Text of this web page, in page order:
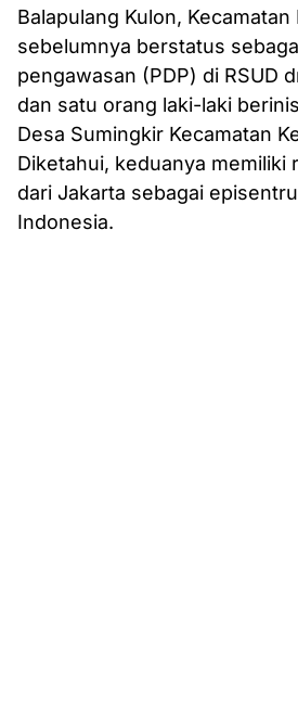
Balapulang Kulon,
sebelumnya berstatus
pengawasan (PDP) di RSUD
dan satu orang laki-laki
Desa Sumingkir Kecamatan
Diketahui, keduanya memiliki
dari Jakarta sebagai
Indonesia.